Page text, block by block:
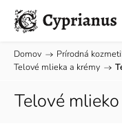
Domov / Prírodná
Telové mlieka a krémy /
Telové